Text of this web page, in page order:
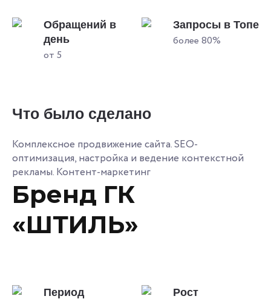
Обращений в
день
от 5
Запросы в Топе
более 80%
Что было сделано
Комплексное продвижение сайта. SEO-
оптимизация, настройка и ведение контекстной
рекламы. Контент-маркетинг
Бренд ГК
«ШТИЛЬ»
Период
Рост